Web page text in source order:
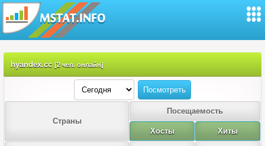
hyandex.cc [2 чел. онлайн]
Страны
Посещаемость
Хосты Хиты